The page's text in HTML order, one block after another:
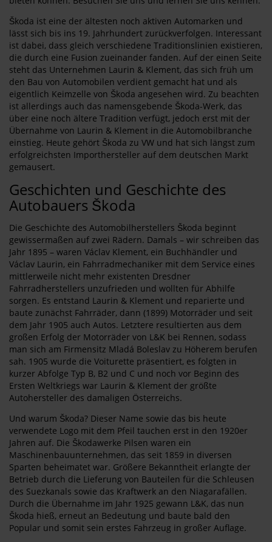
Škoda ist eine der ältesten noch aktiven Automarken und
lässt sich bis ins 19. Jahrhundert zurückverfolgen. Interessant
ist dabei, dass gleich verschiedene Traditionslinien existieren,
die durch eine Fusion zueinander fanden. Auf der einen Seite
steht das Unternehmen Laurin & Klement, das sich früh um
den Bau von Automobilen verdient gemacht hat und als
eigentlich Keimzelle von Škoda angesehen wird. Zu beachten
ist allerdings auch das namensgebende Škoda-Werk, das
über eine noch ältere Tradition verfügt, jedoch erst mit der
Übernahme von Laurin & Klement in die Automobilbranche
einstieg. Heute gehört Škoda zu VW und hat sich längst zum
erfolgreichsten Importhersteller auf dem deutschen Markt
gemausert.
Geschichten und Geschichte des
Autobauers Škoda
Die Geschichte des Automobilherstellers Škoda beginnt
gewissermaßen auf zwei Rädern. Damals – wir schreiben das
Jahr 1895 – waren Václav Klement, ein Buchhändler und
Václav Laurin, ein Fahrradmechaniker mit dem Service eines
mittlerweile nicht mehr existenten Dresdner
Fahrradherstellers unzufrieden und wollten für Abhilfe
sorgen. Es entstand Laurin & Klement und reparierte und
baute zunächst Fahrräder, dann (1899) Motorräder und seit
dem Jahr 1905 auch Autos. Letztere resultierten aus dem
großen Erfolg der Motorräder von L&K bei Rennen, sodass
man sich am Firmensitz Mladá Boleslav zu Höherem berufen
sah. 1905 wurde die Voiturette präsentiert, es folgten in
kurzer Abfolge Typ B, B2 und C und noch vor Beginn des
Ersten Weltkriegs war Laurin & Klement der größte
Autohersteller des damaligen Österreichs.
Und warum Škoda? Dieser Name sowie das bis heute
verwendete Logo mit dem Pfeil tauchen erst in den 1920er
Jahren auf. Die Škodawerke Pilsen waren ein
Maschinenbauunternehmen, das seit 1859 in diversen
Sparten beheimatet war. Größere Bekanntheit erlangte der
Betrieb durch die Lieferung von Bauteilen für die Schleusen
des Suezkanals sowie das Kraftwerk an den Niagarafällen.
Durch die Übernahme im Jahr 1925 gewann L&K, das nun
Škoda hieß, erneut an Bedeutung und baute bald den
Popular und somit sein erstes Fahrzeug in großer Auflage.